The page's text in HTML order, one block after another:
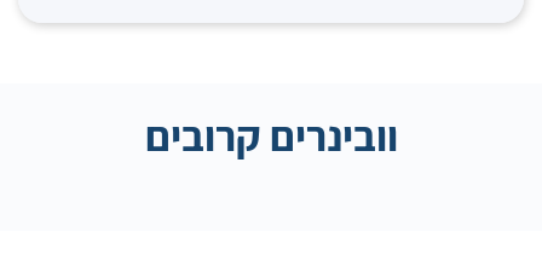
וובינרים קרובים